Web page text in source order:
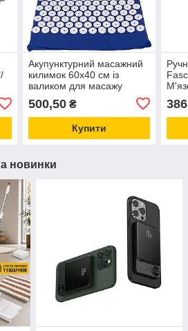
Акупунктурний масажний
килимок 60х40 см із
валиком для масажу
500,50₴
Купити
новинки